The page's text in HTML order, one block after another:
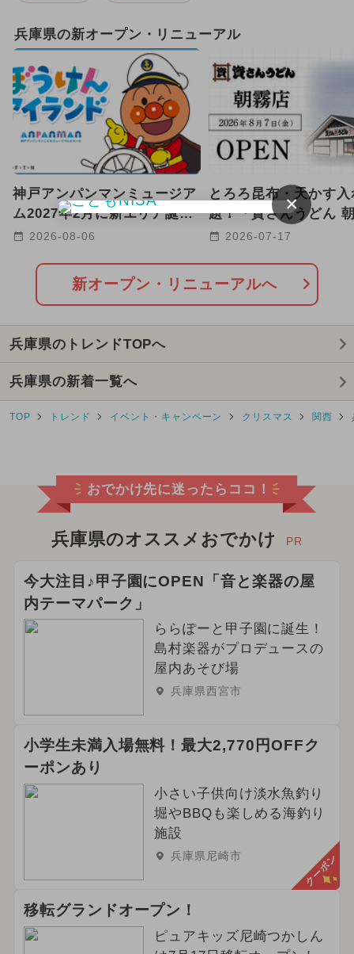
2024年5月のイベント
2024年7月のイベント
2025年9月のイベント キャラクター
雨の日OK 2026年1月のイベント
2024年11月のイベント
2025年8月のイベント
2026年8月のイベント
2025年10月のイベント
2026年7月のイベント
2025年3月のイベント
2025年7月のイベント
2024年6月のイベント
2024年10月のイベント
2025年1月のイベント
2026年4月のイベント
2024年9月のイベント
2025年2月のイベント
2026年3月のイベント
2026年5月のイベント
2024年4月のイベント
2024年8月のイベント
2025年4月のイベント
2025年5月のイベント ハロウィン
兵庫県の新オープン・リニューアル
神戸アンパンマンミュージア
ム2027年2月に新エリア誕生
へ 海と冒険がテーマ！
2026-08-06
とろろ昆布・天かす入
題！「資さんうどん
店」が明石市に2026
2026-07-17
新オープン・リニューアルへ
兵庫県のトレンドTOPへ
兵庫県の新着一覧へ
TOP トレンド イベント・キャンペーン クリスマス 関西
おでかけ先に迷ったらココ！
兵庫県のオススメおでかけ PR
今大注目♪甲子園にOPEN「音と楽器の屋
内テーマパーク」
ららぽーと甲子園に誕生！
島村楽器がプロデュースの
屋内あそび場
兵庫県西宮市
小学生未満入場無料！最大2,770円OFFク
ーポンあり
小さい子供向け淡水魚釣り
堀やBBQも楽しめる海釣り
施設
兵庫県尼崎市 クーポン
移転グランドオープン！
ピュアキッズ尼崎つかしん
×